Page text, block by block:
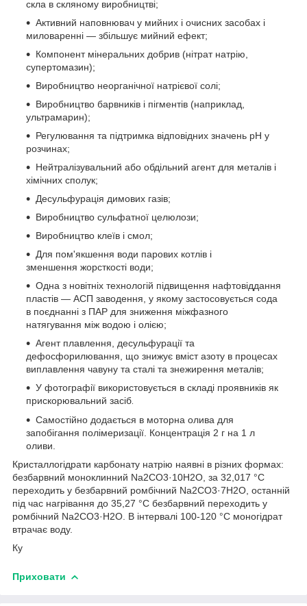
скла в скляному виробництві;
Активний наповнювач у мийних і очисних засобах і
миловаренні — збільшує мийний ефект;
Компонент мінеральних добрив (нітрат натрію,
супертомазин);
Виробництво неорганічної натрієвої солі;
Виробництво барвників і пігментів (наприклад,
ультрамарин);
Регулювання та підтримка відповідних значень pH у
розчинах;
Нейтралізувальний або обдільний агент для металів і
хімічних сполук;
Десульфурація димових газів;
Виробництво сульфатної целюлози;
Виробництво клеїв і смол;
Для пом'якшення води парових котлів і
зменшення жорсткості води;
Одна з новітніх технологій підвищення нафтовіддання
пластів — АСП заводення, у якому застосовується сода
в поєднанні з ПАР для зниження міжфазного
натягування між водою і олією;
Агент плавлення, десульфурації та
дефосфорилювання, що знижує вміст азоту в процесах
виплавлення чавуну та сталі та знежирення металів;
У фотографії використовується в складі проявників як
прискорювальний засіб
Самостійно додається в моторна олива для
запобігання полімеризації. Концентрація 2 г на 1 л
оливи.
Кристаллогідрати карбонату натрію наявні в різних формах:
безбарвний моноклинний Na2CO3·10H2O, за 32,017 °C
переходить у безбарвний ромбічний Na2CO3·7H2O, останній
під час нагрівання до 35,27 °C безбарвний переходить у
ромбічний Na2CO3·H2O. В інтервалі 100-120 °C моногідрат
втрачає воду.
Ку
Приховати